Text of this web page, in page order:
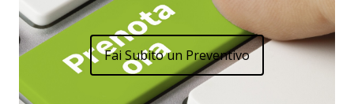
Fai Subito un Preventivo